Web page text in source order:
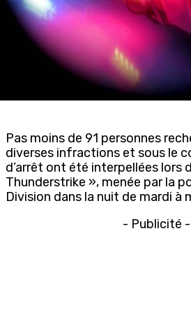
Pas moins de 91 personnes
diverses infractions et sous le
d’arrêt ont été interpellées lors
Thunderstrike », menée par la
Division dans la nuit de mardi à
- Publicité -